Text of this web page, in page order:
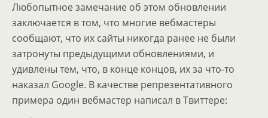
Любопытное замечание об этом обновлении
заключается в том, что многие вебмастеры
сообщают, что их сайты никогда ранее не были
затронуты предыдущими обновлениями, и
удивлены тем, что, в конце концов, их за что-то
наказал Google. В качестве репрезентативного
примера один вебмастер написал в Твиттере: